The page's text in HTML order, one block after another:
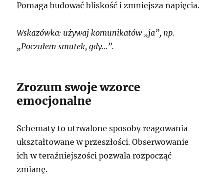
Pomaga budować bliskość i zmniejsza napięcia.
Wskazówka: używaj komunikatów „ja”, np.
„Poczułem smutek, gdy…”.
Zrozum swoje wzorce
emocjonalne
Schematy to utrwalone sposoby reagowania
ukształtowane w przeszłości. Obserwowanie
ich w teraźniejszości pozwala rozpocząć
zmianę.